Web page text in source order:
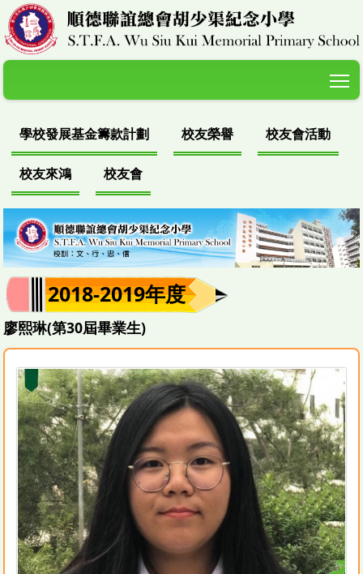
學校發展基金籌款計劃 校友榮譽 校友會活動
校友來鴻 校友會
2018-2019年度
廖熙琳(第30屆畢業生)